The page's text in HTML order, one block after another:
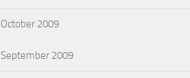
October 2009
September 2009